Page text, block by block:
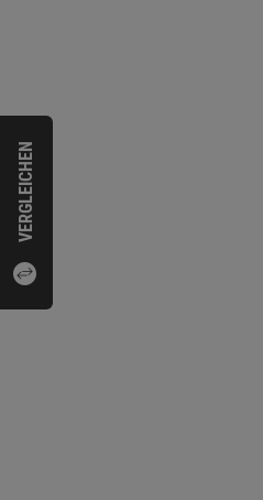
VERGLEICHEN